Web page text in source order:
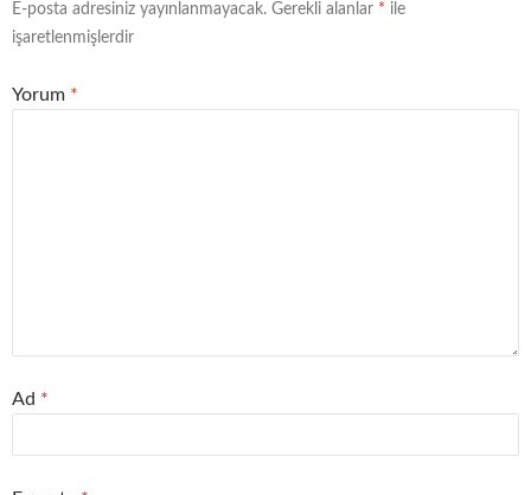
E-posta adresiniz yayınlanmayacak. Gerekli alanlar * ile
işaretlenmişlerdir
Yorum *
Ad *